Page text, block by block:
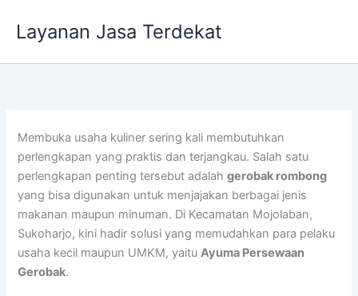
Layanan Jasa Terdekat
Membuka usaha kuliner sering kali membutuhkan
perlengkapan yang praktis dan terjangkau. Salah satu
perlengkapan penting tersebut adalahgerobak rombong
yang bisa digunakan untuk menjajakan berbagai jenis
makanan maupun minuman. Di Kecamatan Mojolaban,
Sukoharjo, kini hadir solusi yang memudahkan para pelaku
usaha kecil maupun UMKM, yaituAyuma Persewaan
Gerobak.